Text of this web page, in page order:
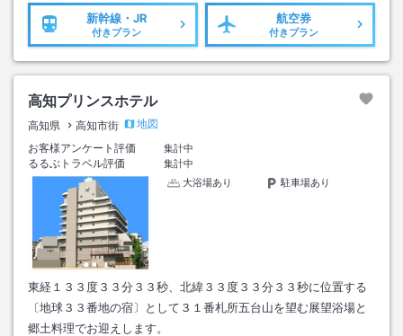
新幹線・JR
付きプラン
航空券
付きプラン
高知プリンスホテル
高知県 高知市街
地図
お客様アンケート評価
集計中
るるぶトラベル評価
集計中
大浴場あり
駐車場あり
東経１３３度３３分３３秒、北緯３３度３３分３３秒に位置する
〔地球３３番地の宿〕として３１番札所五台山を望む展望浴場と
郷土料理でお迎えします。